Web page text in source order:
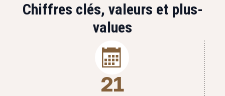
Chiffres clés, valeurs et plus-
values
21